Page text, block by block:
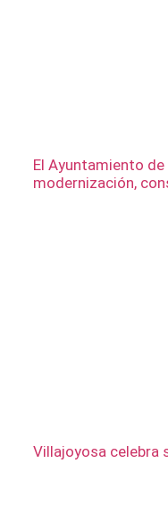
El Ayuntamiento
modernización,
Villajoyosa celebra